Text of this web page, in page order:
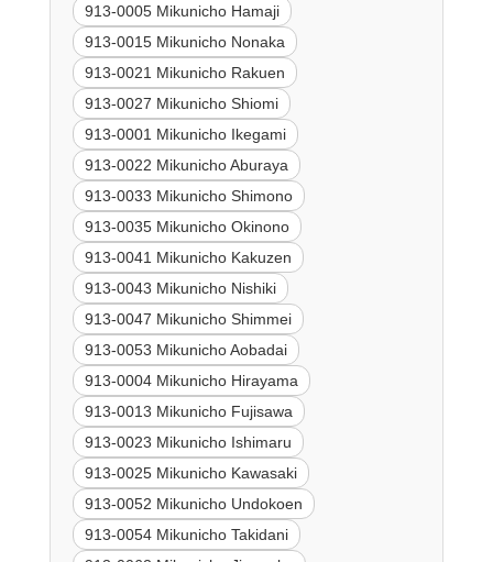
913-0005 Mikunicho Hamaji
913-0015 Mikunicho Nonaka
913-0021 Mikunicho Rakuen
913-0027 Mikunicho Shiomi
913-0001 Mikunicho Ikegami
913-0022 Mikunicho Aburaya
913-0033 Mikunicho Shimono
913-0035 Mikunicho Okinono
913-0041 Mikunicho Kakuzen
913-0043 Mikunicho Nishiki
913-0047 Mikunicho Shimmei
913-0053 Mikunicho Aobadai
913-0004 Mikunicho Hirayama
913-0013 Mikunicho Fujisawa
913-0023 Mikunicho Ishimaru
913-0025 Mikunicho Kawasaki
913-0052 Mikunicho Undokoen
913-0054 Mikunicho Takidani